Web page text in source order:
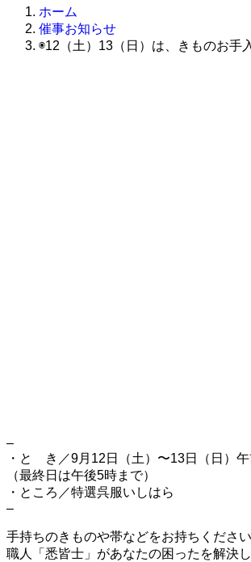
ホーム
催事お知らせ
◉12（土）13（日）は、きものお手
–
・と き／9月12日（土）〜13日（日）
（最終日は午後5時まで）
・ところ／特選呉服いしはら
–
手持ちのきものや帯などをお持ちくださ
職人「悉皆士」があなたの困ったを解決